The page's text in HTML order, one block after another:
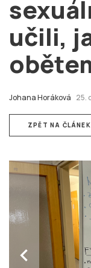
login PŘIHLÁSIT SE
Zapomněli jste heslo?
Založit nový účet
učili,
Johana Horáková 25.
ZPĚT NA ČLÁNEK
chevron_left